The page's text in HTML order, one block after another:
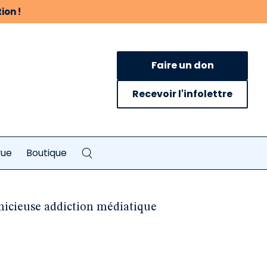
!
Faire un don
Recevoir l'infolettre
Boutique
addiction médiatique